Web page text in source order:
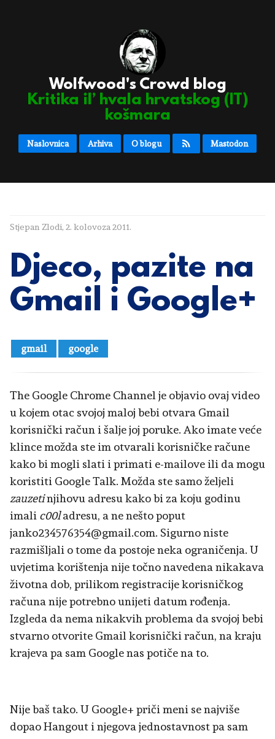
Wolfwood's Crowd blog
Kritika il’ hvala hrvatskog (IT)
košmara
Naslovnica Arhiva O blogu Mastodon
Stjepan Zlodi, 2. kolovoza 2011.
Djeco, pazite na
Gmail i Google+
gmail google
The Google Chrome Channel je objavio ovaj video
u kojem otac svojoj maloj bebi otvara Gmail
korisnički račun i šalje joj poruke. Ako imate veće
klince možda ste im otvarali korisničke račune
kako bi mogli slati i primati e-mailove ili da mogu
koristiti Google Talk. Možda ste samo željeli
zauzetinjihovu adresu kako bi za koju godinu
imali c00ladresu, a ne nešto poput
janko234576354@gmail.com. Sigurno niste
razmišljali o tome da postoje neka ograničenja. U
uvjetima korištenja nije točno navedena nikakava
životna dob, prilikom registracije korisničkog
računa nije potrebno unijeti datum rođenja.
Izgleda da nema nikakvih problema da svojoj bebi
stvarno otvorite Gmail korisnički račun, na kraju
krajeva pa sam Google nas potiče na to.
Nije baš tako. U Google+ priči meni se najviše
dopao Hangout i njegova jednostavnost pa sam